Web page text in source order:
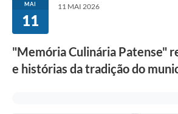
MAI
11
11 MAI 2026
"Memória Culinária Patense"
e histórias da tradição do